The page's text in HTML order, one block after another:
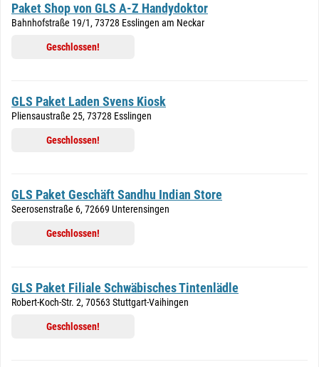
Paket Shop von GLS A-Z Handydoktor
Bahnhofstraße 19/1, 73728 Esslingen am Neckar
Geschlossen!
GLS Paket Laden Svens Kiosk
Pliensaustraße 25, 73728 Esslingen
Geschlossen!
GLS Paket Geschäft Sandhu Indian Store
Seerosenstraße 6, 72669 Unterensingen
Geschlossen!
GLS Paket Filiale Schwäbisches Tintenlädle
Robert-Koch-Str. 2, 70563 Stuttgart-Vaihingen
Geschlossen!